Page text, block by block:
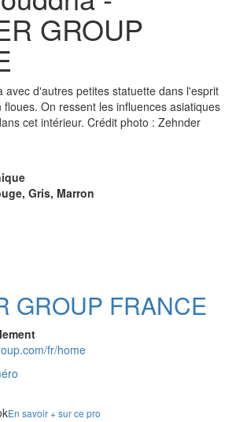
GROUP
avec d'autres petites statuette dans l'esprit
On ressent les influences asiatiques
cet intérieur. Crédit photo : Zehnder
Gris, Marron
GROUP FRANCE
fr/home
En savoir + sur ce pro